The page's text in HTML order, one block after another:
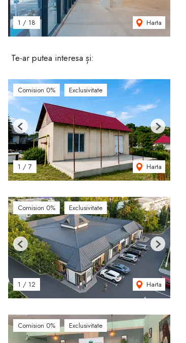
1 / 18 Harta
Te-ar putea interesa și:
Comision 0% Exclusivitate
1 / 7 Harta
Previous Next
Comision 0% Exclusivitate
1 / 12 Harta
Previous Next
Comision 0% Exclusivitate